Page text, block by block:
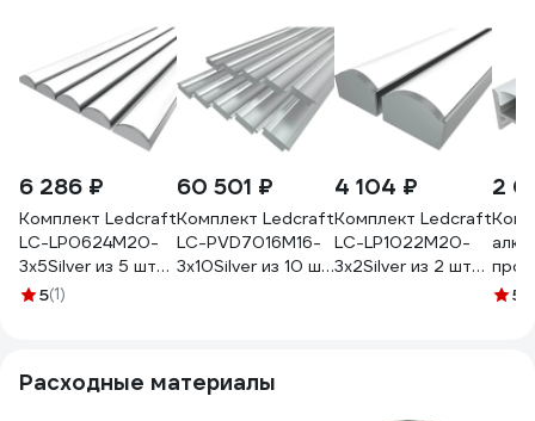
6 286 ₽
Комплект Ledcraft
LC-LP0624M20-
3x5Silver из 5 шт
серебро (3м
1616340495
5(1)
60 501 ₽
Комплект Ledcraft
LC-PVD7016M16-
3x10Silver из 10 шт
крепежа)
4 104 ₽
Комплект Ledcraft
LC-LP1022M20-
3x2Silver из 2 шт
2
5
Расходные материалы